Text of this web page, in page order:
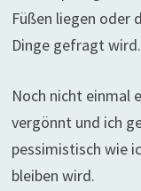
Füßen liegen oder
Dinge gefragt wird.
Noch nicht einmal
vergönnt und ich
pessimistisch wie
bleiben wird.